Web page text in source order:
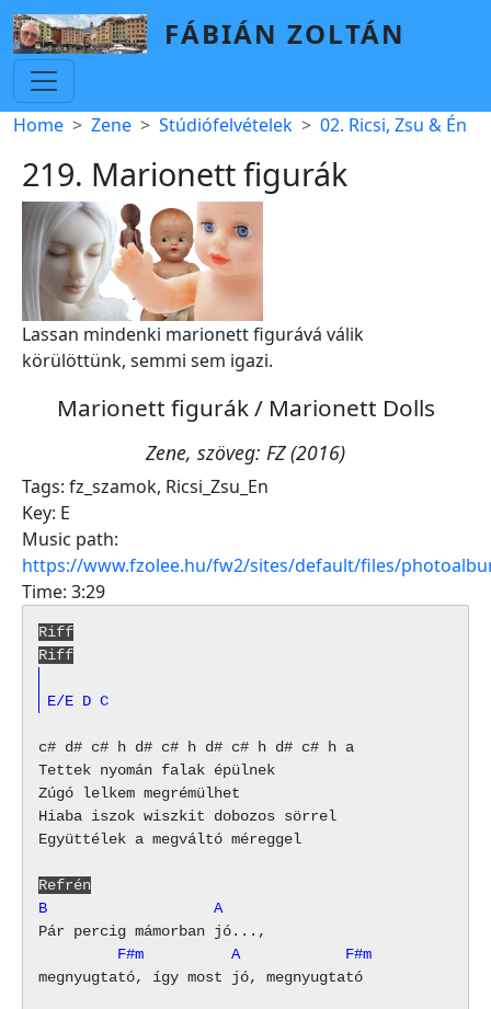
Skip to main content
FÁBIÁN ZOLTÁN
Breadcrumb
Home Zene Stúdiófelvételek 02. Ricsi, Zsu & Én
219. Marionett figurák
Lassan mindenki marionett figurává válik
körülöttünk, semmi sem igazi.
Marionett figurák / Marionett Dolls
Zene, szöveg: FZ (2016)
Tags: fz_szamok, Ricsi_Zsu_En
Key: E
Music path:
https://www.fzolee.hu/fw2/sites/default/files/
Time: 3:29
Riff
Riff
E/E D C
c# d# c# h d# c# h d# c# h d# c# h a
Tettek nyomán falak épülnek
Zúgó lelkem megrémülhet
Hiaba iszok wiszkit dobozos sörrel
Együttélek a megváltó méreggel
Refrén
B                   A
         F#m          A            F#m
megnyugtató, így most jó, megnyugtató